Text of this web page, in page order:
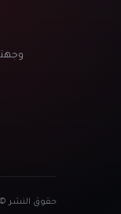
حقوق النشر © 2026